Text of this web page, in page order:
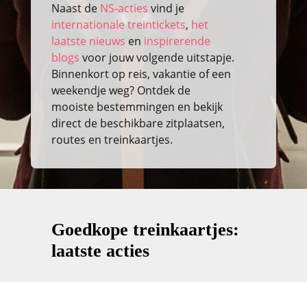
Naast de NS-acties vind je
internationale treintickets, het
laatste nieuws en inspirerende
blogs voor jouw volgende uitstapje.
Binnenkort op reis, vakantie of een
weekendje weg? Ontdek de
mooiste bestemmingen en bekijk
direct de beschikbare zitplaatsen,
routes en treinkaartjes.
Goedkope treinkaartjes:
laatste acties